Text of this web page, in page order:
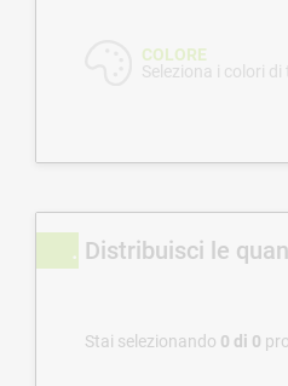
COLORE
Seleziona i colori di
Distribuisci le
Stai selezionando 0 di 0